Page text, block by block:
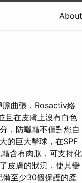
About
脈曲張，Rosactiv絡
且在皮膚上沒有白色
，防曬霜不僅對您自
的巨大擊球，在SPF
霜含有肉肽，可支持化
皮膚的狀況，使其變
備至少30個保護的產